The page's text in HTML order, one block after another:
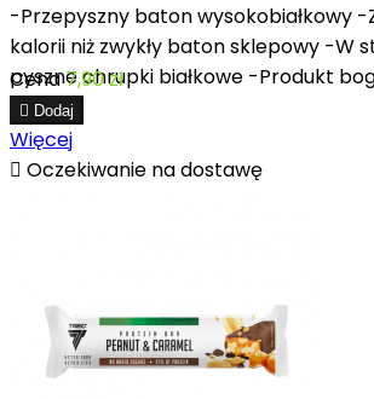
-Przepyszny baton wysokobiałkowy -
kalorii niż zwykły baton sklepowy -W
pyszne chrupki białkowe -Produkt
Cena7,90 zł
 Dodaj
Więcej
 Oczekiwanie na dostawę